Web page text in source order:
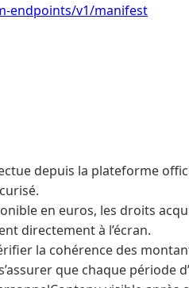
endpoints/v1/manifest
depuis la plateforme
en euros, les droits
directement à l’écran.
la cohérence des
que chaque période